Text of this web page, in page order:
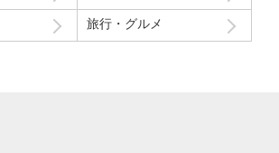
旅行・グルメ